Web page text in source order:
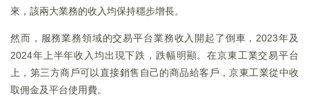
來，該兩大業務的收入均保持穩步增長。
然而，服務業務領域的交易平台業務收入開起了倒車，2023年及
2024年上半年收入均出現下跌，跌幅明顯。在京東工業交易平台
上，第三方商戶可以直接銷售自己的商品給客戶，京東工業從中收
取佣金及平台使用費。